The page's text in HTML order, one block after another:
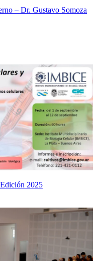
– Dr. Gustavo Somoza
2025